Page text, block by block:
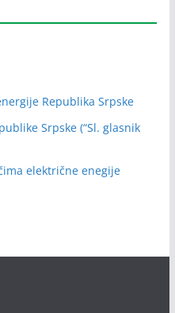
Republika Srpske
Srpske (“Sl. glasnik
električne enegije